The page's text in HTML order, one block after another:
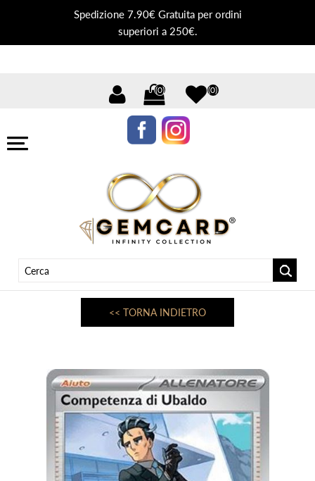
Spedizione 7.90€ Gratuita per ordini
superiori a 250€.
(0) (0)
<< TORNA INDIETRO